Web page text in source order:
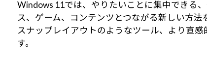
Windows 11では、やりたいことに集中できる
ス、ゲーム、コンテンツとつながる新しい方
スナップレイアウトのようなツール、より直
す。